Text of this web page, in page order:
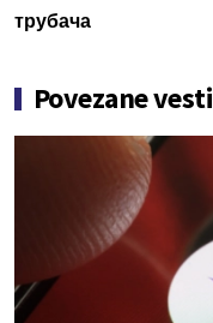
трубача
Povezane vesti